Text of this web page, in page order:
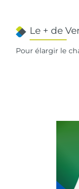
Le + de
Pour élargir le